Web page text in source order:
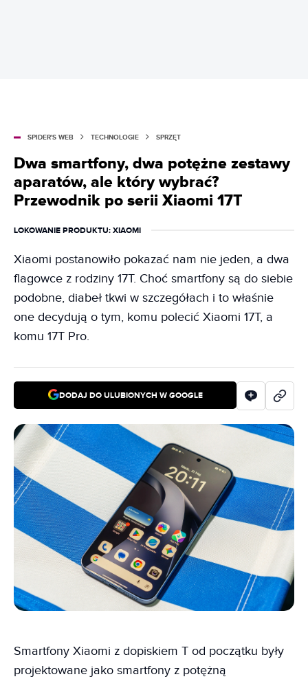
SPIDER'S WEB TECHNOLOGIE SPRZĘT
Dwa smartfony, dwa potężne zestawy
aparatów, ale który wybrać?
Przewodnik po serii Xiaomi 17T
LOKOWANIE PRODUKTU: XIAOMI
Xiaomi postanowiło pokazać nam nie jeden, a dwa
flagowce z rodziny 17T. Choć smartfony są do siebie
podobne, diabeł tkwi w szczegółach i to właśnie
one decydują o tym, komu polecić Xiaomi 17T, a
komu 17T Pro.
DODAJ DO ULUBIONYCH W GOOGLE
Smartfony Xiaomi z dopiskiem T od początku były
projektowane jako smartfony z potężną